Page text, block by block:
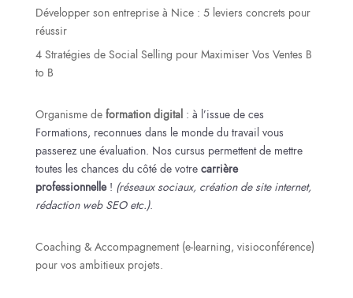
Développer son entreprise à Nice : 5 leviers concrets pour
réussir
4 Stratégies de Social Selling pour Maximiser Vos Ventes B
to B
Organisme de formation digital : à l’issue de ces
Formations, reconnues dans le monde du travail vous
passerez une évaluation. Nos cursus permettent de mettre
toutes les chances du côté de votrecarrière
professionnelle! (réseaux sociaux, création de site internet,
rédaction web SEO etc.).
Coaching & Accompagnement (e-learning, visioconférence)
pour vos ambitieux projets.